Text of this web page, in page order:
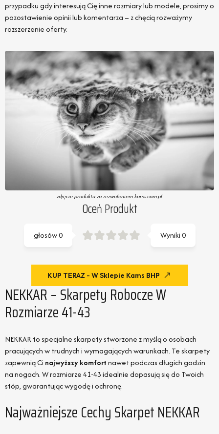
przypadku gdy interesują Cię inne rozmiary lub modele, prosimy o
pozostawienie opinii lub komentarza – z chęcią rozważymy
rozszerzenie oferty.
zdjęcie produktu za zezwoleniem kams.com.pl
Oceń Produkt
Wyniki0
głosów0
KUP TERAZ - W Sklepie Kams BHP
NEKKAR – Skarpety Robocze W
Rozmiarze 41-43
NEKKAR to specjalne skarpety stworzone z myślą o osobach
pracujących w trudnych i wymagających warunkach. Te skarpety
zapewnią Ci najwyższy komfortnawet podczas długich godzin
na nogach. W rozmiarze 41-43 idealnie dopasują się do Twoich
stóp, gwarantując wygodę i ochronę.
Najważniejsze Cechy Skarpet NEKKAR